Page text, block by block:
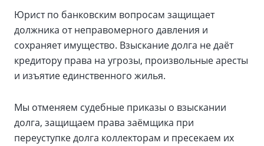
Юрист по банковским вопросам защищает
должника от неправомерного давления и
сохраняет имущество. Взыскание долга не даёт
кредитору права на угрозы, произвольные аресты
и изъятие единственного жилья.
Мы отменяем судебные приказы о взыскании
долга, защищаем права заёмщика при
переуступке долга коллекторам и пресекаем их